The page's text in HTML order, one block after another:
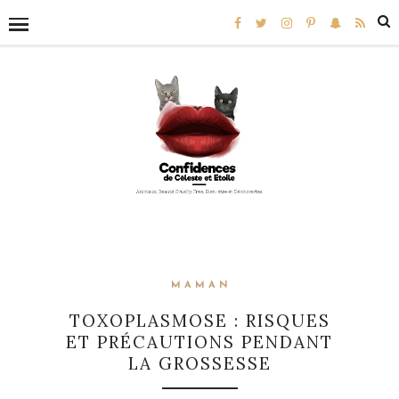
MAMAN
TOXOPLASMOSE : RISQUES
ET PRÉCAUTIONS PENDANT
LA GROSSESSE